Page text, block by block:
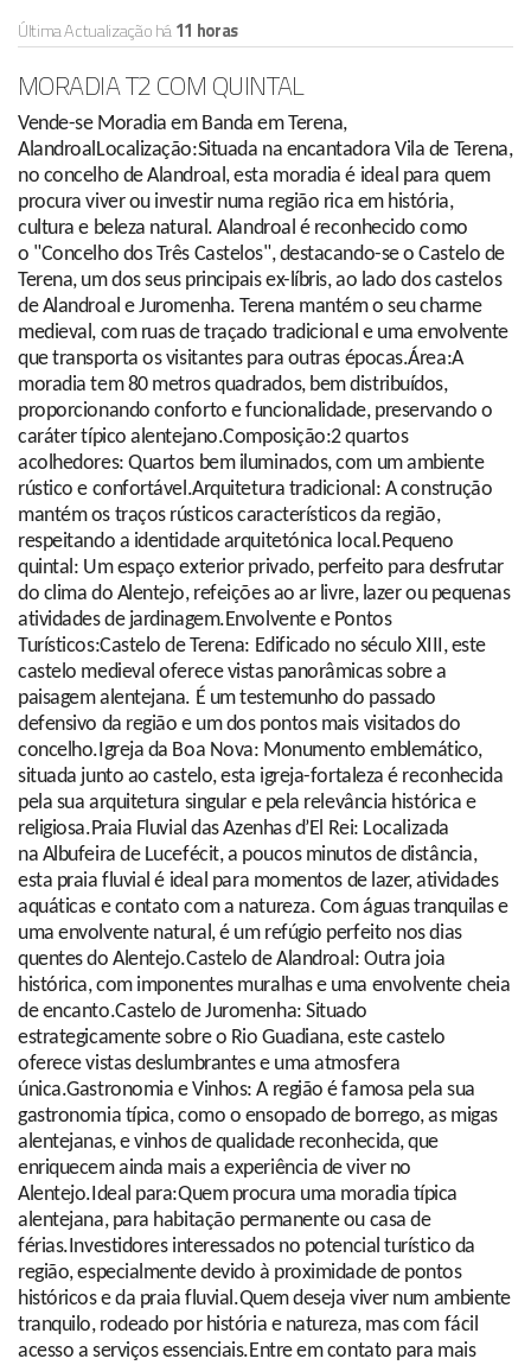
Última Actualização há11 horas
MORADIA T2 COM QUINTAL
Vende-se Moradia em Banda em Terena,
AlandroalLocalização:Situada na encantadora Vila de Terena,
no concelho de Alandroal, esta moradia é ideal para quem
procura viver ou investir numa região rica em história,
cultura e beleza natural. Alandroal é reconhecido como
o "Concelho dos Três Castelos", destacando-se o Castelo de
Terena, um dos seus principais ex-líbris, ao lado dos castelos
de Alandroal e Juromenha. Terena mantém o seu charme
medieval, com ruas de traçado tradicional e uma envolvente
que transporta os visitantes para outras épocas.Área:A
moradia tem 80 metros quadrados, bem distribuídos,
proporcionando conforto e funcionalidade, preservando o
caráter típico alentejano.Composição:2 quartos
acolhedores: Quartos bem iluminados, com um ambiente
rústico e confortável.Arquitetura tradicional: A construção
mantém os traços rústicos característicos da região,
respeitando a identidade arquitetónica local.Pequeno
quintal: Um espaço exterior privado, perfeito para desfrutar
do clima do Alentejo, refeições ao ar livre, lazer ou pequenas
atividades de jardinagem.Envolvente e Pontos
Turísticos:Castelo de Terena: Edificado no século XIII, este
castelo medieval oferece vistas panorâmicas sobre a
paisagem alentejana. É um testemunho do passado
defensivo da região e um dos pontos mais visitados do
concelho.Igreja da Boa Nova: Monumento emblemático,
situada junto ao castelo, esta igreja-fortaleza é reconhecida
pela sua arquitetura singular e pela relevância histórica e
religiosa.Praia Fluvial das Azenhas d’El Rei: Localizada
na Albufeira de Lucefécit, a poucos minutos de distância,
esta praia fluvial é ideal para momentos de lazer, atividades
aquáticas e contato com a natureza. Com águas tranquilas e
uma envolvente natural, é um refúgio perfeito nos dias
quentes do Alentejo.Castelo de Alandroal: Outra joia
histórica, com imponentes muralhas e uma envolvente cheia
de encanto.Castelo de Juromenha: Situado
estrategicamente sobre o Rio Guadiana, este castelo
oferece vistas deslumbrantes e uma atmosfera
única.Gastronomia e Vinhos: A região é famosa pela sua
gastronomia típica, como o ensopado de borrego, as migas
alentejanas, e vinhos de qualidade reconhecida, que
enriquecem ainda mais a experiência de viver no
Alentejo.Ideal para:Quem procura uma moradia típica
alentejana, para habitação permanente ou casa de
férias.Investidores interessados no potencial turístico da
região, especialmente devido à proximidade de pontos
históricos e da praia fluvial.Quem deseja viver num ambiente
tranquilo, rodeado por história e natureza, mas com fácil
acesso a serviços essenciais.Entre em contato para mais